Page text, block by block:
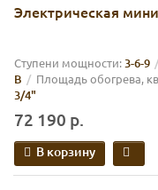
Электрическая
Cтупени мощности: 3-6-9
В
Площадь обогрева,
3/4"
72 190 р.
В корзину